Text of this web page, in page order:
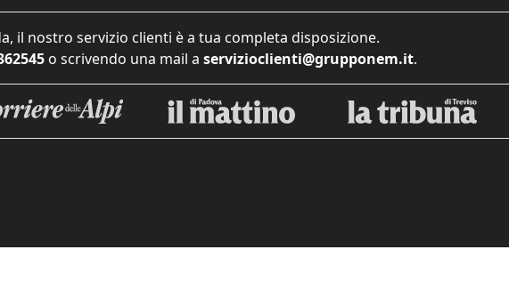
il nostro servizio clienti è a tua completa disposizione.
o scrivendo una mail a servizioclienti@grupponem.it.